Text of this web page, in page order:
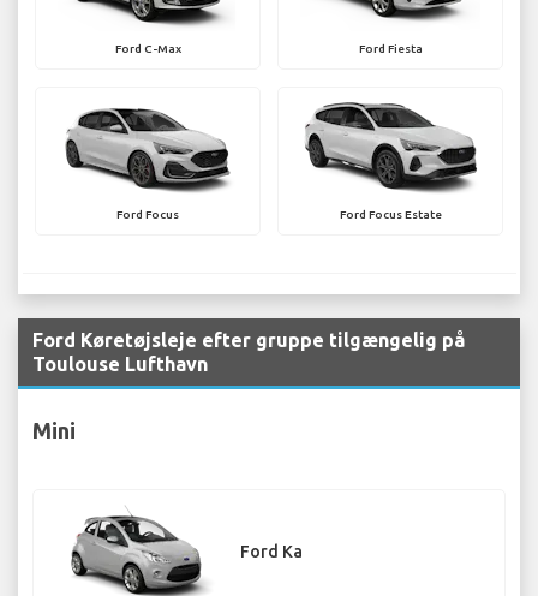
Ford C-Max Ford Fiesta
Ford Focus Ford Focus Estate
Ford Køretøjsleje efter gruppe tilgængelig på
Toulouse Lufthavn
Mini
Ford Ka